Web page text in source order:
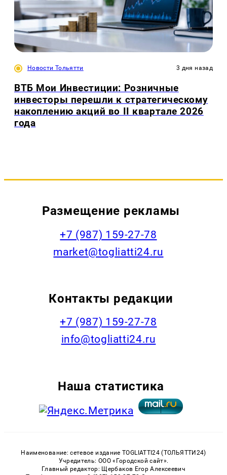
Новости Тольятти 3 дня назад
ВТБ Мои Инвестиции: Розничные
инвесторы перешли к стратегическому
накоплению акций во II квартале 2026
года
Размещение рекламы
+7 (987) 159-27-78
market@togliatti24.ru
Контакты редакции
+7 (987) 159-27-78
info@togliatti24.ru
Наша статистика
Наименование: сетевое издание TOGLIATTI24 (ТОЛЬЯТТИ24)
Учредитель: ООО «Городской сайт».
Главный редактор: Щербаков Егор Алексеевич